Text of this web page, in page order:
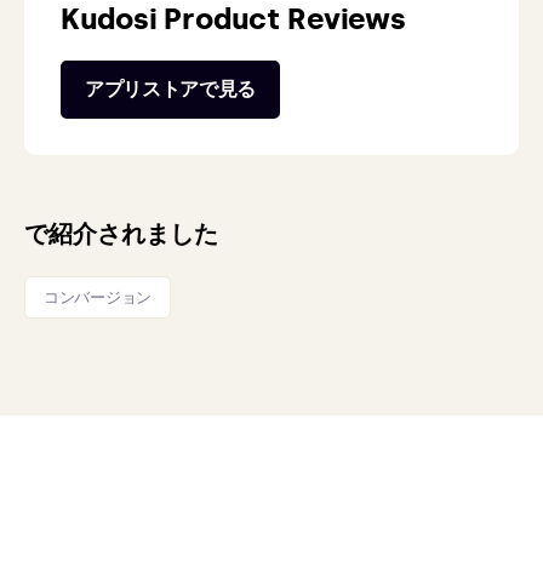
Kudosi Product Reviews
アプリストアで見る
で紹介されました
コンバージョン